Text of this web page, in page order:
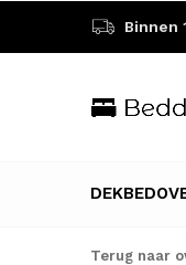
Binnen
Terug naar